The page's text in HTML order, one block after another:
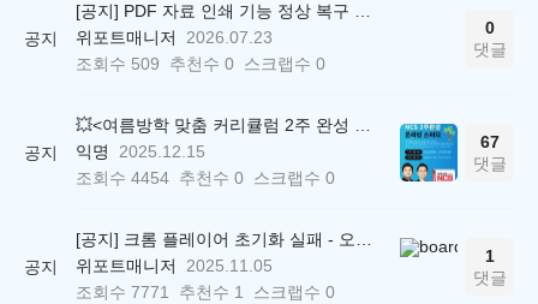
공지
[공지] PDF 자료 인쇄 기능 정상 복구 안내
위포트매니저
2026.07.23
조회수 509 추천수 0 스크랩수 0
0
댓글
공지
💥<여름방학 맞춤 커리큘럼 2주 완성 무료 스터디> 모집 시작!
익명
2025.12.15
조회수 4454 추천수 0 스크랩수 0
67
댓글
공지
[공지] 크롬 플레이어 초기화 실패 - 오류 조치 방법 안내 (Chrome 142 버전, Edge)
위포트매니저
2025.11.05
조회수 7771 추천수 1 스크랩수 0
1
댓글